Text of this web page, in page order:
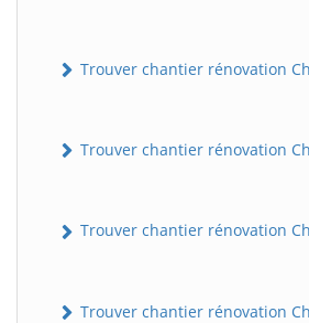
Trouver chantier rénovation
Trouver chantier rénovation
Trouver chantier rénovation
Trouver chantier rénovation